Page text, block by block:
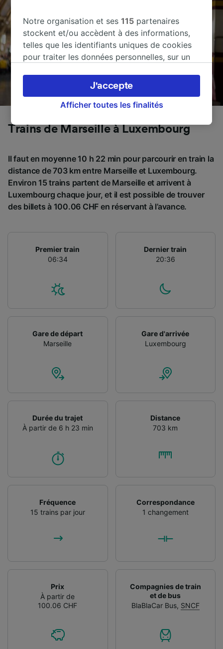
Trains de Marseille à Luxembourg
Il faut en moyenne 10 h 22 min pour parcourir en train la
distance de 703 km entre Marseille et Luxembourg.
Environ 15 trains partent de Marseille et arrivent à
Luxembourg chaque jour, et il est possible de trouver
des billets à 100.06 CHF en réservant à l’avance.
Premier train
06:34
Dernier train
20:36
Gare de départ
Marseille
Gare d'arrivée
Luxembourg
Durée du trajet
À partir de 6 h 23 min
Distance
703 km
Fréquence
15 trains par jour
Correspondance
1 changement
Prix
À partir de
100.06 CHF
Compagnies de train
et de bus
BlaBlaCar Bus, SNCF
Notre organisation et ses115 partenaires
stockent et/ou accèdent à des informations,
telles que les identifiants uniques de cookies
pour traiter les données personnelles, sur un
préférences, notamment en exerçant votre
droit d’opposition à l’intérêt légitime, en
cliquant ci-dessous ou à tout moment sur la
préférences seront signalées à nos partenaires
de traçage si vous nous avez demandé de ne
pas vous tracer.
Nos équipes ainsi que nos partenaires
externes, traitent des données selon les
Utiliser des données de géolocalisation
caractéristiques de l’appareil pour
l’identification. Stocker et/ou accéder à des
contenu personnalisés, mesure de
performance des publicités et du contenu,
services.
Liste de nos partenaires (fournisseurs)
Afficher toutes les finalités
J'accepte